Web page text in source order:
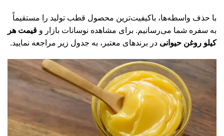
با حذف واسطه‌ها، باکیفیت‌ترین محصول قطب تولید را مستقیماً
به سفره شما می‌رسانیم. برای مشاهده نوسانات بازار و قیمت هر
کیلو روغن حیوانی در برندهای معتبر، به جدول زیر مراجعه نمایید.